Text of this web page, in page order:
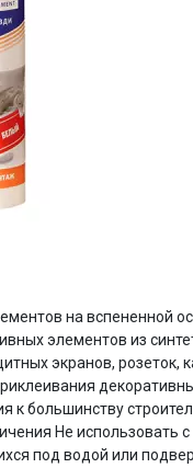
на вспененной
элементов из
экранов, розеток,
к большинству
Не использовать
под водой или
%
Получайте товар
Оставшиеся75%
с вашей картыпо